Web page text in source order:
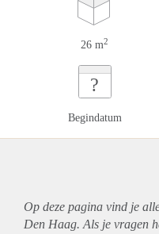
26 m2
?
Begindatum
Op deze pagina vind je
Den Haag. Als je vragen